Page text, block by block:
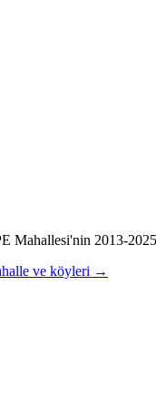
Mahallesi'nin 2013-2025
ve köyleri →